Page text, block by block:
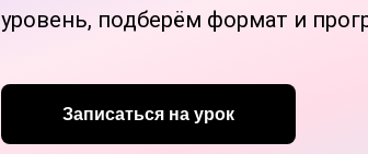
уровень, подберём формат и
Записаться на урок